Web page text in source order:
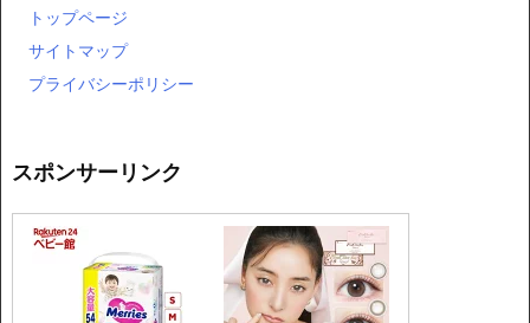
トップページ
サイトマップ
プライバシーポリシー
スポンサーリンク